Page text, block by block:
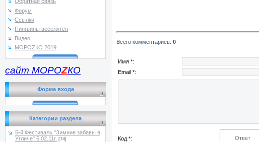
Форум
Ссылки
Пингвины веселятся
Видео
МОРОZКО 2019
сайт МОРОZКО
Форма входа
Категории раздела
5-й Фестиваль "Зимние забавы в
Угличе" 5.02.11г. [74]
Всего комментариев: 0
Имя *:
Email *:
Код *: